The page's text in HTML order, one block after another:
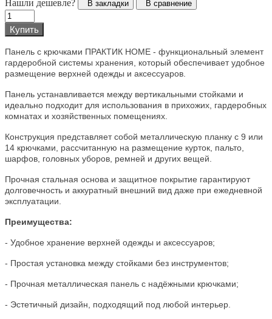
Нашли дешевле? В закладки В сравнение
Купить
Панель с крючками ПРАКТИК HOME - функциональный элемент
гардеробной системы хранения, который обеспечивает удобное
размещение верхней одежды и аксессуаров.
Панель устанавливается между вертикальными стойками и
идеально подходит для использования в прихожих, гардеробных
комнатах и хозяйственных помещениях.
Конструкция представляет собой металлическую планку с 9 или
14 крючками, рассчитанную на размещение курток, пальто,
шарфов, головных уборов, ремней и других вещей.
Прочная стальная основа и защитное покрытие гарантируют
долговечность и аккуратный внешний вид даже при ежедневной
эксплуатации.
Преимущества:
- Удобное хранение верхней одежды и аксессуаров;
- Простая установка между стойками без инструментов;
- Прочная металлическая панель с надёжными крючками;
- Эстетичный дизайн, подходящий под любой интерьер.